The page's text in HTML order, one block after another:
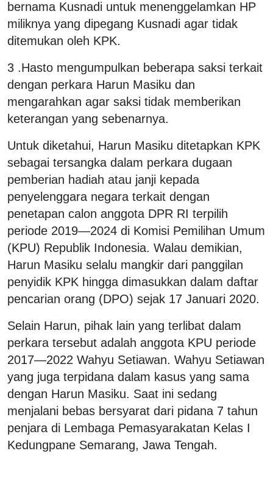
bernama Kusnadi untuk menenggelamkan HP
miliknya yang dipegang Kusnadi agar tidak
ditemukan oleh KPK.
3 .Hasto mengumpulkan beberapa saksi terkait
dengan perkara Harun Masiku dan
mengarahkan agar saksi tidak memberikan
keterangan yang sebenarnya.
Untuk diketahui, Harun Masiku ditetapkan KPK
sebagai tersangka dalam perkara dugaan
pemberian hadiah atau janji kepada
penyelenggara negara terkait dengan
penetapan calon anggota DPR RI terpilih
periode 2019—2024 di Komisi Pemilihan Umum
(KPU) Republik Indonesia. Walau demikian,
Harun Masiku selalu mangkir dari panggilan
penyidik KPK hingga dimasukkan dalam daftar
pencarian orang (DPO) sejak 17 Januari 2020.
Selain Harun, pihak lain yang terlibat dalam
perkara tersebut adalah anggota KPU periode
2017—2022 Wahyu Setiawan. Wahyu Setiawan
yang juga terpidana dalam kasus yang sama
dengan Harun Masiku. Saat ini sedang
menjalani bebas bersyarat dari pidana 7 tahun
penjara di Lembaga Pemasyarakatan Kelas I
Kedungpane Semarang, Jawa Tengah.